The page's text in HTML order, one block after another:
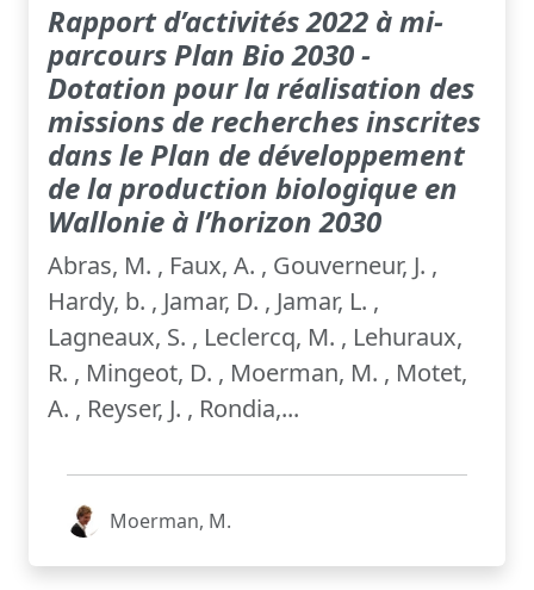
Rapport d’activités 2022 à mi-
parcours Plan Bio 2030 -
Dotation pour la réalisation des
missions de recherches inscrites
dans le Plan de développement
de la production biologique en
Wallonie à l’horizon 2030
Abras, M. , Faux, A. , Gouverneur, J. ,
Hardy, b. , Jamar, D. , Jamar, L. ,
Lagneaux, S. , Leclercq, M. , Lehuraux,
R. , Mingeot, D. , Moerman, M. , Motet,
A. , Reyser, J. , Rondia,...
Moerman, M.